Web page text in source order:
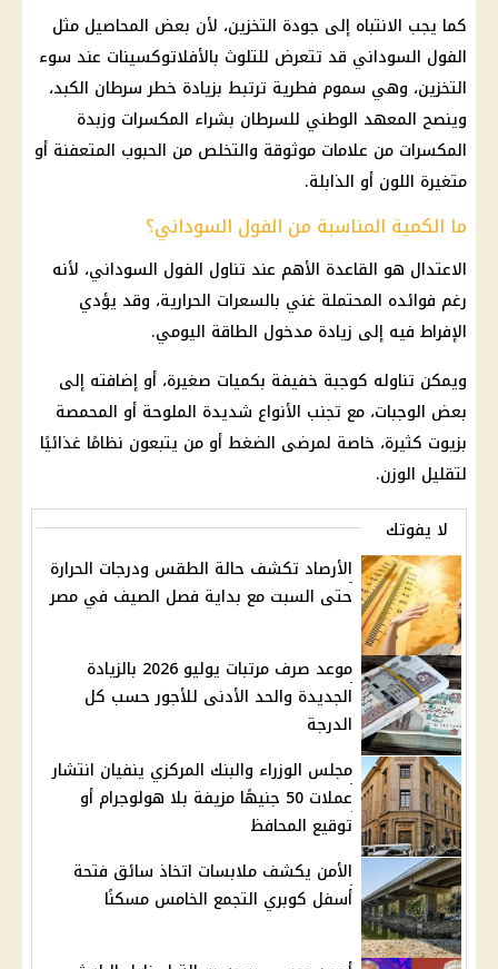
كما يجب الانتباه إلى جودة التخزين، لأن بعض المحاصيل مثل
الفول السوداني قد تتعرض للتلوث بالأفلاتوكسينات عند سوء
التخزين، وهي سموم فطرية ترتبط بزيادة خطر سرطان الكبد،
وينصح المعهد الوطني للسرطان بشراء المكسرات وزبدة
المكسرات من علامات موثوقة والتخلص من الحبوب المتعفنة أو
متغيرة اللون أو الذابلة.
ما الكمية المناسبة من الفول السوداني؟
الاعتدال هو القاعدة الأهم عند تناول الفول السوداني، لأنه
رغم فوائده المحتملة غني بالسعرات الحرارية، وقد يؤدي
الإفراط فيه إلى زيادة مدخول الطاقة اليومي.
ويمكن تناوله كوجبة خفيفة بكميات صغيرة، أو إضافته إلى
بعض الوجبات، مع تجنب الأنواع شديدة الملوحة أو المحمصة
بزيوت كثيرة، خاصة لمرضى الضغط أو من يتبعون نظامًا غذائيًا
لتقليل الوزن.
لا يفوتك
الأرصاد تكشف حالة الطقس ودرجات الحرارة
حتى السبت مع بداية فصل الصيف في مصر
موعد صرف مرتبات يوليو 2026 بالزيادة
الجديدة والحد الأدنى للأجور حسب كل
الدرجة
مجلس الوزراء والبنك المركزي ينفيان انتشار
عملات 50 جنيهًا مزيفة بلا هولوجرام أو
توقيع المحافظ
الأمن يكشف ملابسات اتخاذ سائق فتحة
أسفل كوبري التجمع الخامس مسكنًا